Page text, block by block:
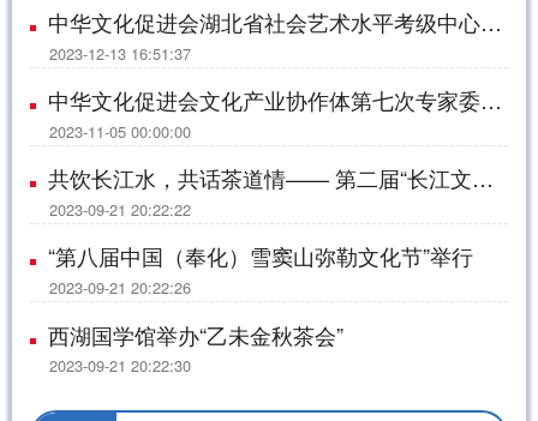
中华文化促进会湖北省社会艺术水平考级中心成立仪式在武汉举行
2023-12-13 16:51:37
中华文化促进会文化产业协作体第七次专家委员会在深圳召开
2023-11-05 00:00:00
共饮长江水，共话茶道情—— 第二届“长江文化论坛”在湖北赤壁举行
2023-09-21 20:22:22
“第八届中国（奉化）雪窦山弥勒文化节”举行
2023-09-21 20:22:26
西湖国学馆举办“乙未金秋茶会”
2023-09-21 20:22:30